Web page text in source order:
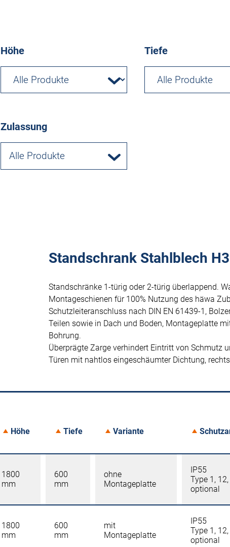
Höhe Tiefe
Zulassung
Alle Produkte
Standschrank Stahlblech
Standschränke 1-türig oder 2-türig überlappend.
Montageschienen für 100% Nutzung des häwa
Schutzleiteranschluss nach DIN EN 61439-1,
Teilen sowie in Dach und Boden, Montageplatte
Bohrung.
Überprägte Zarge verhindert Eintritt von Schmutz
Türen mit nahtlos eingeschäumter Dichtung,
Höhe Tiefe Variante
1800
mm
600
mm
ohne
Montageplatte
IP55
Type 1,
optional
1800
mm
600
mm
mit
Montageplatte
IP55
Type 1,
optional